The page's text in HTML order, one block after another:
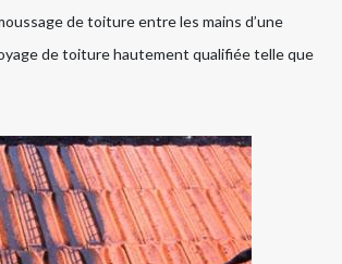
de toiture entre les mains d’une
de toiture hautement qualifiée telle que